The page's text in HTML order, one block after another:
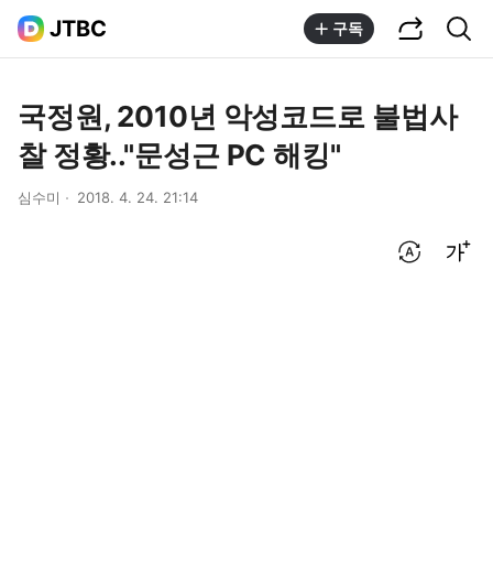
JTBC 구독
국정원, 2010년 악성코드로 불법사
찰 정황.."문성근 PC 해킹"
심수미 2018. 4. 24. 21:14